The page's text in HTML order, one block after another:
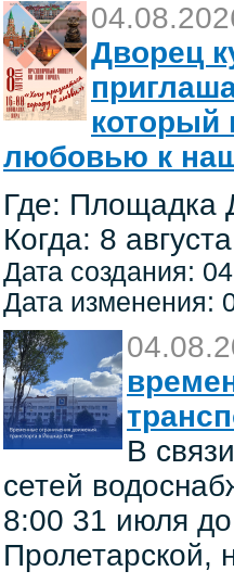
Дворец
который
любовью к
Где: Площадка
Когда: 8
Дата создания:
Дата изменения:
В
сетей
8:00 31 июля
Пролетарской,